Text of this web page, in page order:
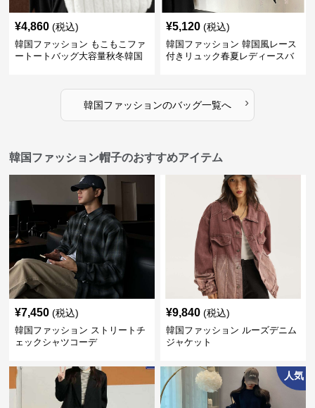
¥4,860 (税込)
韓国ファッション もこもこファ
ートートバッグ大容量秋冬韓国
¥5,120 (税込)
韓国ファッション 韓国風レース
付きリュック春夏レディースバ
韓国ファッションのバッグ一覧へ ›
韓国ファッション帽子のおすすめアイテム
¥7,450 (税込)
韓国ファッション ストリートチ
ェックシャツコーデ
¥9,840 (税込)
韓国ファッション ルーズデニム
ジャケット
人気